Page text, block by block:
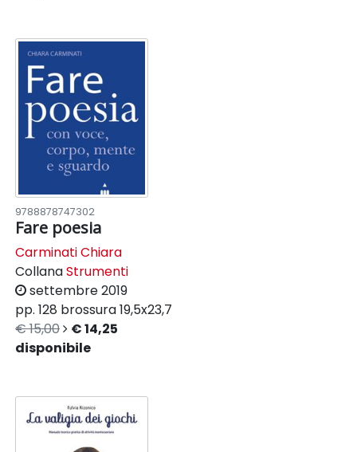
9788878747302
Fare poesia
Carminati Chiara
CollanaStrumenti
settembre 2019
pp. 128 brossura19,5x23,7
€ 15,00
€ 14,25
disponibile